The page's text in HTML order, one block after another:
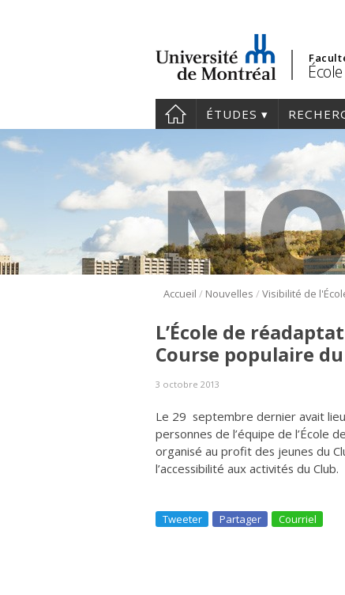
ÉTUDES
Accueil / Nouvelles /Visibilité de
L’École de
Course populaire
3 octobre 2013
Le 29 septembre dernier avait
personnes de l’équipe de l’École
organisé au profit des jeunes du
l’accessibilité aux activités du Club.
Tweeter Partager Courriel